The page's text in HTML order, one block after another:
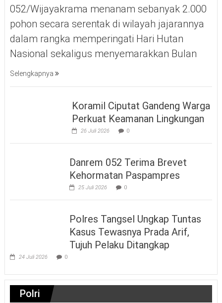
052/Wijayakrama menanam sebanyak 2.000
pohon secara serentak di wilayah jajarannya
dalam rangka memperingati Hari Hutan
Nasional sekaligus menyemarakkan Bulan
Selengkapnya
Koramil Ciputat Gandeng Warga
Perkuat Keamanan Lingkungan
26 Juli 2026 0
Danrem 052 Terima Brevet
Kehormatan Paspampres
25 Juli 2026 0
Polres Tangsel Ungkap Tuntas
Kasus Tewasnya Prada Arif,
Tujuh Pelaku Ditangkap
24 Juli 2026 0
Polri